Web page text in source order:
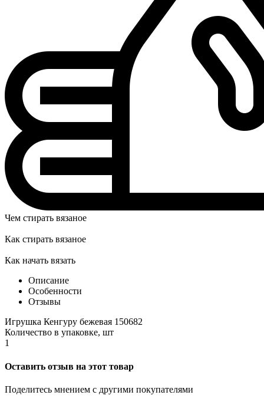
Чем стирать вязаное
Как стирать вязаное
Как начать вязать
Описание
Особенности
Отзывы
Игрушка Кенгуру бежевая 150682
Количество в упаковке, шт
1
Оставить отзыв на этот товар
Поделитесь мнением с другими покупателями